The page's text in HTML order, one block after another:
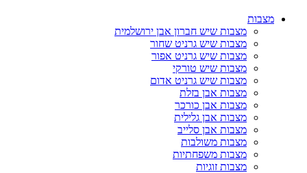
מצבות
מצבות שיש חברון אבן ירושלמית
מצבות שיש גרניט שחור
מצבות שיש גרניט אפור
מצבות שיש טורקי
מצבות שיש גרניט אדום
מצבות אבן בזלת
מצבות אבן כורכר
מצבות אבן גלילית
מצבות אבן סלייב
מצבות משולבות
מצבות משפחתיות
מצבות זוגיות